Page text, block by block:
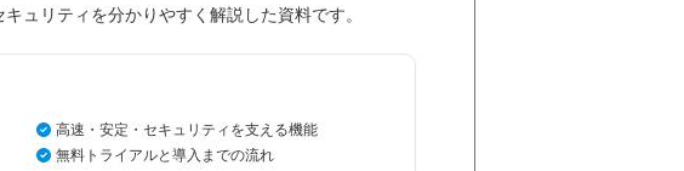
ュリティを分かりやすく解説した資料です。
高速・安定・セキュリティを支える機能
無料トライアルと導入までの流れ